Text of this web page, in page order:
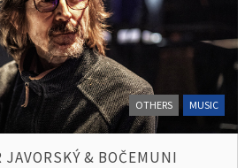
OTHERS MUSIC
JAVORSKÝ & BOČEMUNI